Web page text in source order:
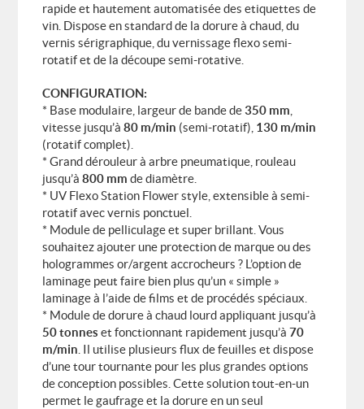
rapide et hautement automatisée des etiquettes de
vin. Dispose en standard de la dorure à chaud, du
vernis sérigraphique, du vernissage flexo semi-
rotatif et de la découpe semi-rotative.
CONFIGURATION:
* Base modulaire, largeur de bande de350 mm
vitesse jusqu’à80 m/min (semi-rotatif), 130 m/min
(rotatif complet).
* Grand dérouleur à arbre pneumatique, rouleau
jusqu’à800 mm de diamètre.
* UV Flexo Station Flower style, extensible à semi-
rotatif avec vernis ponctuel.
* Module de pelliculage et super brillant. Vous
souhaitez ajouter une protection de marque ou des
hologrammes or/argent accrocheurs ? L’option de
laminage peut faire bien plus qu’un « simple »
laminage à l’aide de films et de procédés spéciaux.
* Module de dorure à chaud lourd appliquant jusqu’à
50 tonnes et fonctionnant rapidement jusqu’à70
m/min . Il utilise plusieurs flux de feuilles et dispose
d’une tour tournante pour les plus grandes options
de conception possibles. Cette solution tout-en-un
permet le gaufrage et la dorure en un seul